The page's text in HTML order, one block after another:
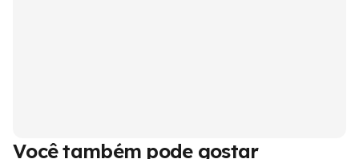
Você também pode gostar